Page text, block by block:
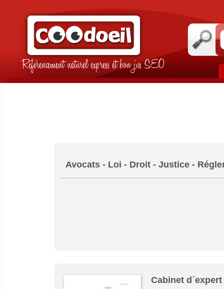
Référencement naturel express et bon jus SEO
Avocats - Loi - Droit - Justice -
Cabinet